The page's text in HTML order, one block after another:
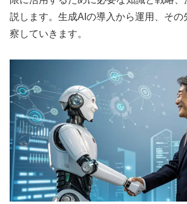
説します。生成AIの導入から運用、その
察していきます。